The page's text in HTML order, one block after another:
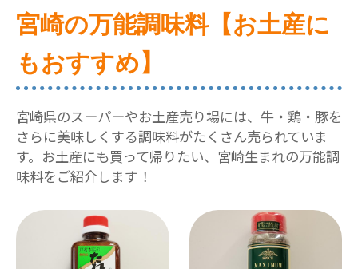
宮崎の万能調味料【お土産に
もおすすめ】
宮崎県のスーパーやお土産売り場には、牛・鶏・豚を
さらに美味しくする調味料がたくさん売られていま
す。お土産にも買って帰りたい、宮崎生まれの万能調
味料をご紹介します！